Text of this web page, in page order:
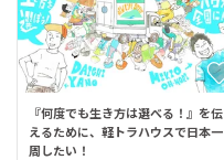
『何度でも生き方は選べる！』を伝
えるために、軽トラハウスで日本一
周したい！